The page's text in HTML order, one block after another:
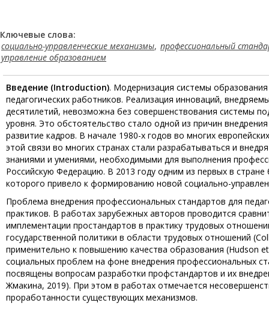
Ключевые слова:
социально-управленческие механизмы, профессиональный
управление образованием
Введение (Introduction). Модернизация системы
педагогических работников. Реализация инноваций,
десятилетий, невозможна без совершенствования системы
уровня. Это обстоятельство стало одной из причин
развитие кадров. В начале 1980-х годов во многих
этой связи во многих странах стали разрабатываться и
знаниями и умениями, необходимыми для выполнения
Российскую Федерацию. В 2013 году одним из первых в
которого привело к формированию новой социально-
Проблема внедрения профессиональных стандартов для
практиков. В работах зарубежных авторов проводится
имплементации простандартов в практику трудовых
государственной политики в области трудовых отношений
применительно к повышению качества образования (Hudson
социальных проблем на фоне внедрения профессиональных
посвящены вопросам разработки профстандартов и их
Жмакина, 2019). При этом в работах отмечается
проработанности существующих механизмов.